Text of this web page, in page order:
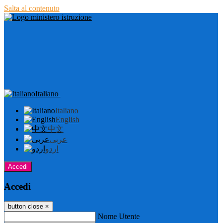
Salta al contenuto
Italiano
Italiano
English
中文
عربى
اردو
Accedi
Accedi
button close ×
Nome Utente